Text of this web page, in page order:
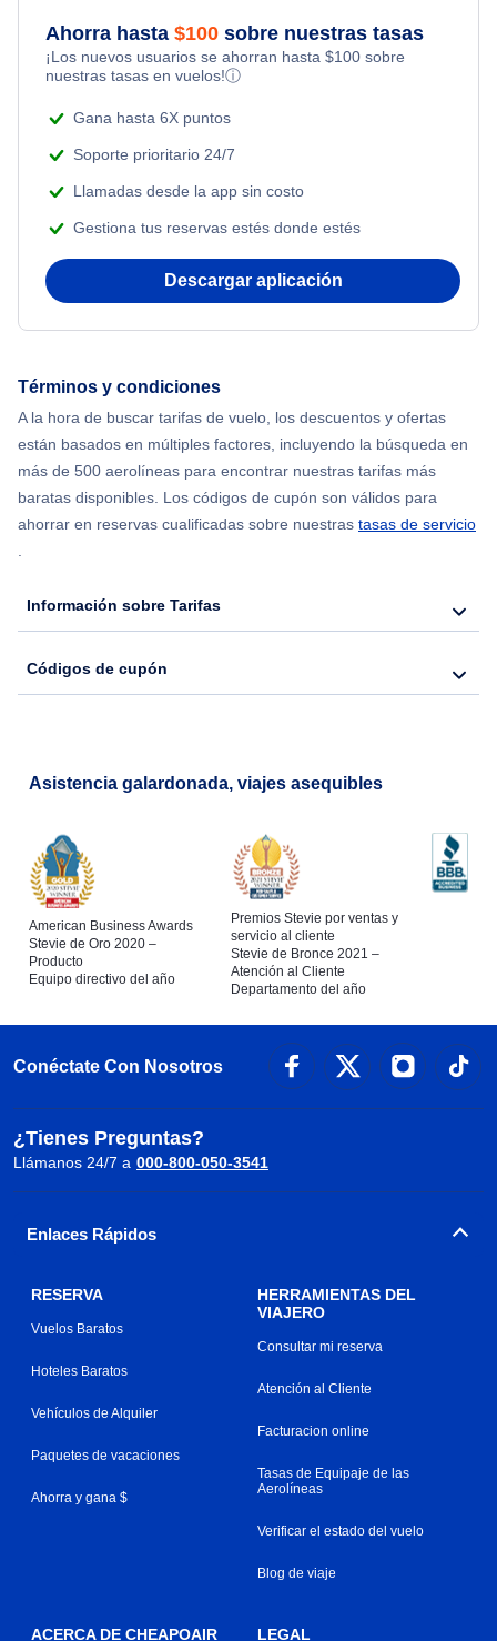
Ahorra hasta $100 sobre nuestras tasas
¡Los nuevos usuarios se ahorran hasta $100 sobre
nuestras tasas en vuelos!ⓘ
Gana hasta 6X puntos
Soporte prioritario 24/7
Llamadas desde la app sin costo
Gestiona tus reservas estés donde estés
Descargar aplicación
Términos y condiciones
A la hora de buscar tarifas de vuelo, los descuentos y ofertas
están basados en múltiples factores, incluyendo la búsqueda en
más de 500 aerolíneas para encontrar nuestras tarifas más
baratas disponibles. Los códigos de cupón son válidos para
ahorrar en reservas cualificadas sobre nuestras tasas de servicio
.
Información sobre Tarifas
Códigos de cupón
Asistencia galardonada, viajes asequibles
American Business Awards
Stevie de Oro 2020 –
Producto
Equipo directivo del año
Premios Stevie por ventas y
servicio al cliente
Stevie de Bronce 2021 –
Atención al Cliente
Departamento del año
Conéctate Con Nosotros
¿Tienes Preguntas?
Llámanos 24/7 a 000-800-050-3541
Enlaces Rápidos
RESERVA
Vuelos Baratos
Hoteles Baratos
Vehículos de Alquiler
Paquetes de vacaciones
Ahorra y gana $
HERRAMIENTAS DEL
VIAJERO
Consultar mi reserva
Atención al Cliente
Facturacion online
Tasas de Equipaje de las
Aerolíneas
Verificar el estado del vuelo
Blog de viaje
ACERCA DE CHEAPOAIR LEGAL